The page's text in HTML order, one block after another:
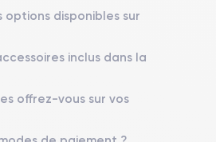
options disponibles sur
inclus dans la
offrez-vous sur vos